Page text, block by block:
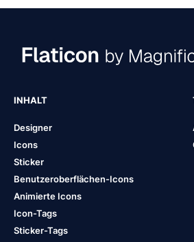
INHALT
Designer
Icons
Sticker
Benutzeroberflächen-Icons
Animierte Icons
Icon-Tags
Sticker-Tags